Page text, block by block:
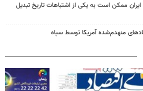
ممکن است به یکی از اشتباهات تاریخ تبدیل
منهدم‌شده آمریکا توسط سپاه